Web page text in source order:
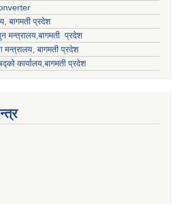
बागमती प्रदेश
मन्त्रालय,बागमती प्रदेश
मन्त्रालय, बागमती प्रदेश
कार्यालय,बागमती प्रदेश